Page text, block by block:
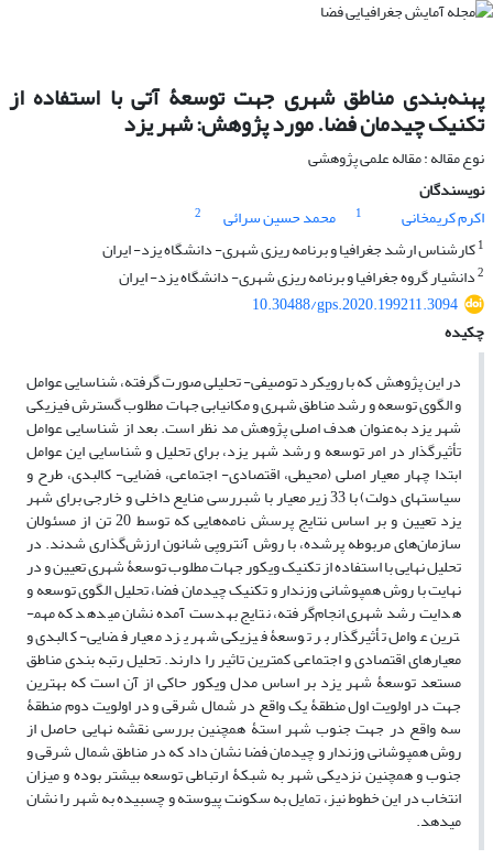
پهنه‌بندی مناطق شهری جهت توسعۀ آتی با استفاده از
تکنیک چیدمان فضا. مورد پژوهش: شهر یزد
نوع مقاله : مقاله علمی پژوهشی
نویسندگان
اکرم کریمخانی
1 محمد حسین سرائی
2
1کارشناس ارشد جغرافیا و برنامه ریزی شهری- دانشگاه یزد- ایران
2دانشیار گروه جغرافیا و برنامه ریزی شهری- دانشگاه یزد- ایران
10.30488/gps.2020.199211.3094
چکیده
در این پژوهش که با رویکرد توصیفی- تحلیلی صورت گرفته، شناسایی عوامل
و الگوی توسعه و رشد مناطق شهری و مکانیابی جهات مطلوب گسترش فیزیکی
شهر یزد به‌عنوان هدف اصلی پژوهش مد نظر است. بعد از شناسایی عوامل
تأثیرگذار در امر توسعه و رشد شهر یزد، برای تحلیل و شناسایی این عوامل
ابتدا چهار معیار اصلی (محیطی، اقتصادی- اجتماعی، فضایی- کالبدی، طرح و
سیاست­های دولت) با 33 زیر معیار با شبررسی منایع داخلی و خارجی برای شهر
یزد تعیین و بر اساس نتایج پرسش­ نامه‌هایی که توسط 20 تن از مسئولان
سازمان‌های مربوطه پرشده، با روش آنتروپی شانون ارزش‌گذاری شدند. در
تحلیل نهایی با استفاده از تکنیک ویکور جهات مطلوب توسعۀ شهری تعیین و در
نهایت با روش همپوشانی وزن­دار و تکنیک چیدمان فضا، تحلیل الگوی توسعه و
هدایت رشد شهری انجام‌گرفته، نتایج به­دست آمده نشان می­دهد که مهم­
ترین عوامل تأثیرگذار بر توسعۀ فیزیکی شهر یزد معیار فضایی- کالبدی و
معیارهای اقتصادی و اجتماعی کمترین تاثیر را دارند. تحلیل رتبه بندی مناطق
مستعد توسعۀ شهر یزد بر اساس مدل ویکور حاکی از آن است که بهترین
جهت در اولویت اول منطقۀ یک واقع در شمال شرقی و در اولویت دوم منطقۀ
سه واقع در جهت جنوب شهر استۀ همچنین بررسی نقشه نهایی حاصل از
روش همپوشانی وزن­دار و چیدمان فضا نشان داد که در مناطق شمال شرقی و
جنوب و همچنین نزدیکی شهر به شبکۀ ارتباطی توسعه بیشتر بوده و میزان
انتخاب در این خطوط نیز، تمایل به سکونت پیوسته و چسبیده به شهر را نشان
می­دهد.